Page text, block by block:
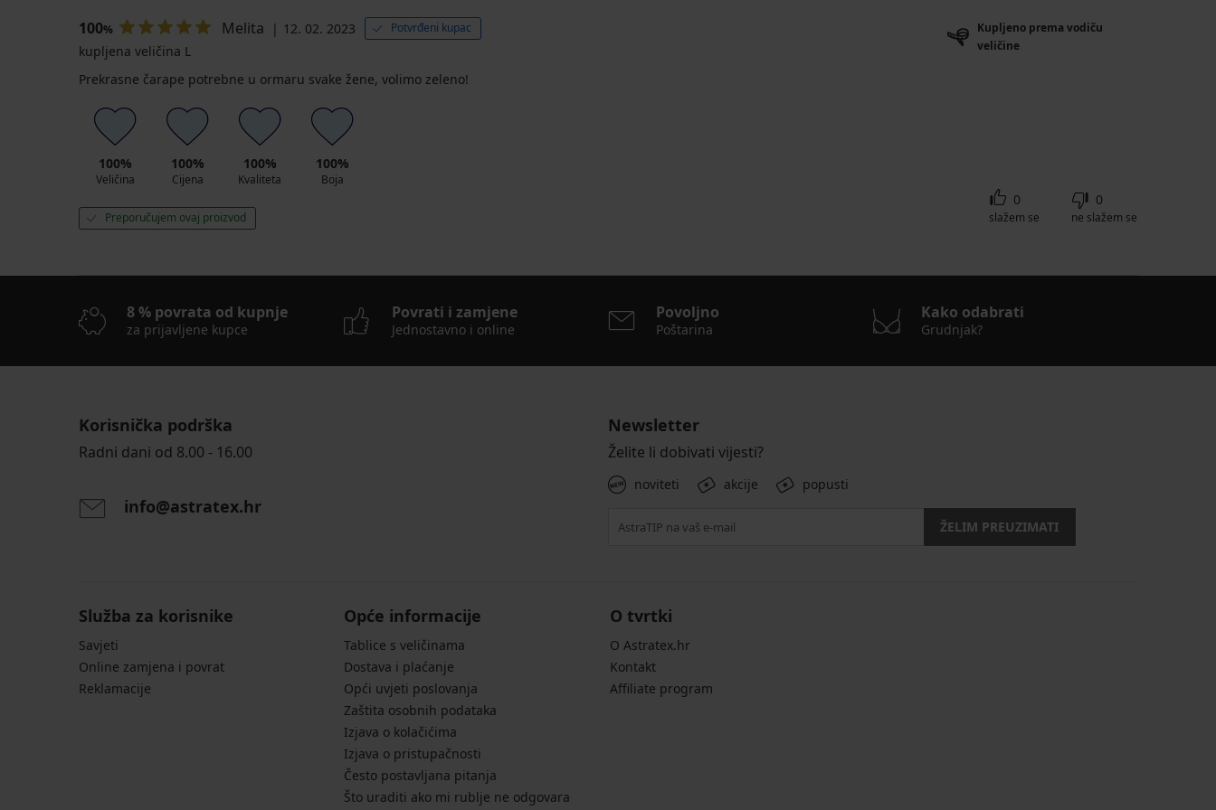
Micro
50
DEN
5,69
9,49
100% Melita 12. 02. 2023 Potvrđeni kupac
Kupljeno prema vodiču
veličine
kupljena veličina L
Prekrasne čarape potrebne u ormaru svake žene, volimo zeleno!
100%
Veličina
100%
Cijena
100%
Kvaliteta
100%
Boja
Preporučujem ovaj proizvod
0
slažem se
0
ne slažem se
8 % povrata od kupnje
za prijavljene kupce
Povrati i zamjene
Jednostavno i online
Povoljno
Poštarina
Kako odabrati
Grudnjak?
Korisnička podrška
Radni dani od 8.00 - 16.00
info@astratex.hr
Newsletter
Želite li dobivati vijesti?
noviteti akcije popusti
ŽELIM PREUZIMATI
Služba za korisnike
Savjeti
Online zamjena i povrat
Reklamacije
Opće informacije
Tablice s veličinama
Dostava i plaćanje
Opći uvjeti poslovanja
Zaštita osobnih podataka
Izjava o kolačićima
Izjava o pristupačnosti
Često postavljana pitanja
Što uraditi ako mi rublje ne odgovara
O tvrtki
O Astratex.hr
Kontakt
Affiliate program